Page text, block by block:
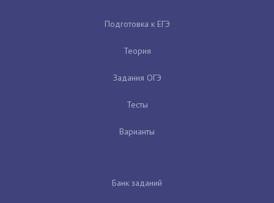
Подготовка к ЕГЭ
Теория
Задания ОГЭ
Тесты
Варианты
Банк заданий